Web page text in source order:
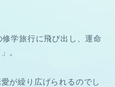
学旅行に飛び出し、運命
。
が繰り広げられるのでし